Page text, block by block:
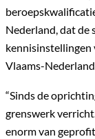
Nederland, dat de
kennisinstellingen
Vlaams-
“Sinds de
grenswerk
enorm van